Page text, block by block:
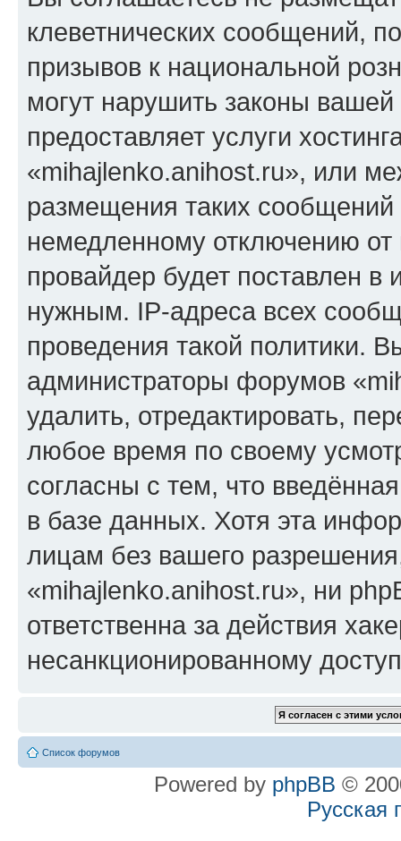
клеветнических сообщений,
призывов к национальной
могут нарушить законы
предоставляет услуги
«mihajlenko.anihost.ru», или
размещения таких
немедленному отключению
провайдер будет поставлен в
нужным. IP-адреса всех
проведения такой политики.
администраторы форумов
удалить, отредактировать,
любое время по своему
согласны с тем, что
в базе данных. Хотя эта
лицам без вашего
«mihajlenko.anihost.ru», ни
ответственна за действия
несанкционированному
Список форумов
Powered by phpBB ©
Русская